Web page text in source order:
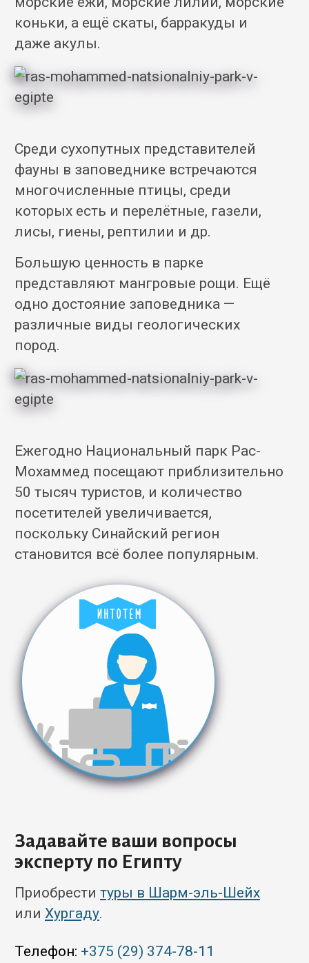
коньки, а ещё скаты, барракуды и
даже акулы.
Среди сухопутных представителей
фауны в заповеднике встречаются
многочисленные птицы, среди
которых есть и перелётные, газели,
лисы, гиены, рептилии и др.
Большую ценность в парке
представляют мангровые рощи. Ещё
одно достояние заповедника —
различные виды геологических
пород.
Ежегодно Национальный парк Рас-
Мохаммед посещают приблизительно
50 тысяч туристов, и количество
посетителей увеличивается,
поскольку Синайский регион
становится всё более популярным.
Задавайте ваши вопросы
эксперту по Египту
Приобрести туры в Шарм-эль-Шейх
или Хургаду.
Телефон: +375 (29) 374-78-11